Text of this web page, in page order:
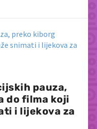
pauza,
do filma koji
i lijekova za